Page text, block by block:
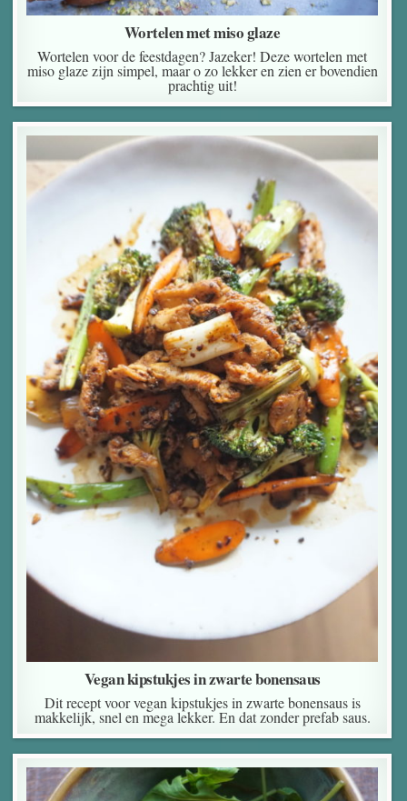
Wortelen met miso glaze
Wortelen voor de feestdagen? Jazeker! Deze wortelen met
miso glaze zijn simpel, maar o zo lekker en zien er bovendien
prachtig uit!
Vegan kipstukjes in zwarte bonensaus
Dit recept voor vegan kipstukjes in zwarte bonensaus is
makkelijk, snel en mega lekker. En dat zonder prefab saus.